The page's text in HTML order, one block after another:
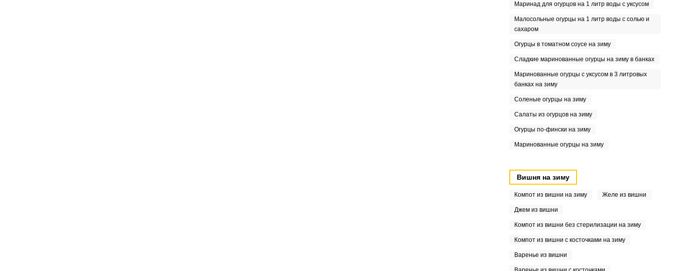
Маринад для огурцов на 1 литр воды с уксусом
Малосольные огурцы на 1 литр воды с солью и
сахаром
Огурцы в томатном соусе на зиму
Сладкие маринованные огурцы на зиму в банках
Маринованные огурцы с уксусом в 3 литровых
банках на зиму
Соленые огурцы на зиму
Салаты из огурцов на зиму
Огурцы по-фински на зиму
Маринованные огурцы на зиму
Вишня на зиму
Компот из вишни на зиму Желе из вишни
Джем из вишни
Компот из вишни без стерилизации на зиму
Компот из вишни с косточками на зиму
Варенье из вишни